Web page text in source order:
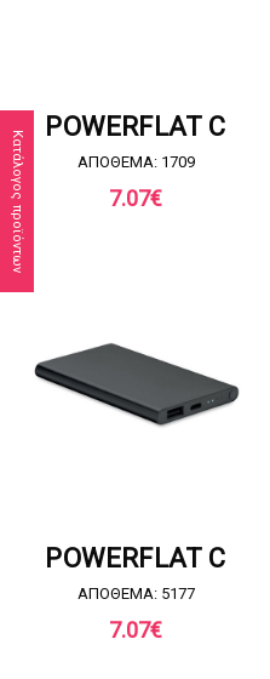
Κατάλογος προϊόντων
POWERFLAT C
ΑΠΟΘΕΜΑ: 1709
7.07€
POWERFLAT C
ΑΠΟΘΕΜΑ: 5177
7.07€